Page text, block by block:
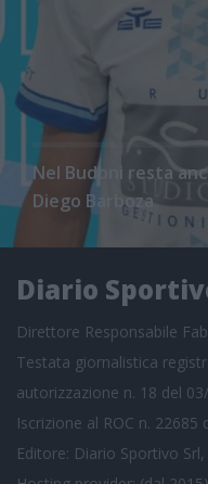
Nel Budoni resta
Diego Barboza
Diario
Direttore Responsabile
Testata giornalistica
autorizzazione n. 18 del
Iscrizione al ROC n. 22685
Editore: Diario Sportivo